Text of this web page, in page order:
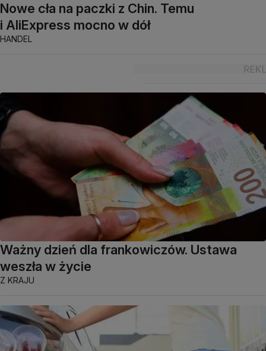
Nowe cła na paczki z Chin. Temu
i AliExpress mocno w dół
HANDEL
Ważny dzień dla frankowiczów. Ustawa
weszła w życie
Z KRAJU